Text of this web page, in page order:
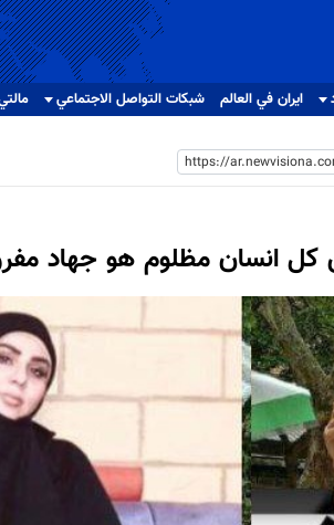
ايران في العالم شبکات التواصل الاجتماعي
كل انسان مظلوم هو جهاد